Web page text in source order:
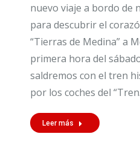
nuevo viaje a bordo de
para descubrir el
“Tierras de Medina” a
primera hora del
saldremos con el tren
por los coches del
Leer más